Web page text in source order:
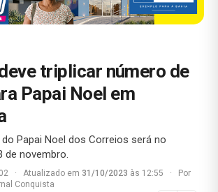
triplicar número de
Papai Noel em
Papai Noel dos Correios será no
de novembro.
· Atualizado em 31/10/2023 às 12:55 ·
Por
Conquista